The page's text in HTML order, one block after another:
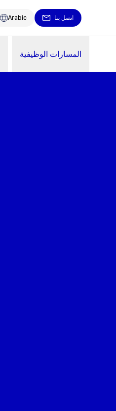
Arabic اتصل بنا
المسارات الوظيفية